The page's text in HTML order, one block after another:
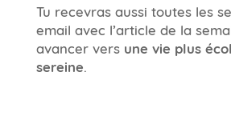
Tu recevras aussi toutes les
email avec l’article de la
avancer vers une vie plus
sereine.